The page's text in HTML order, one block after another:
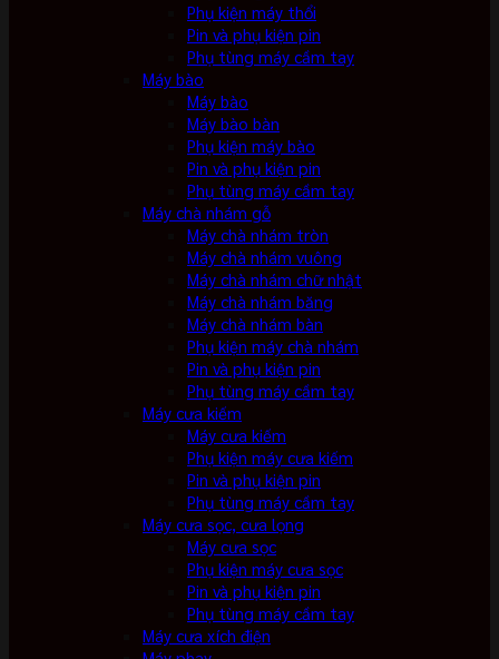
Phụ kiện máy thổi
Pin và phụ kiện pin
Phụ tùng máy cầm tay
Máy bào
Máy bào
Máy bào bàn
Phụ kiện máy bào
Pin và phụ kiện pin
Phụ tùng máy cầm tay
Máy chà nhám gỗ
Máy chà nhám tròn
Máy chà nhám vuông
Máy chà nhám chữ nhật
Máy chà nhám băng
Máy chà nhám bàn
Phụ kiện máy chà nhám
Pin và phụ kiện pin
Phụ tùng máy cầm tay
Máy cưa kiếm
Máy cưa kiếm
Phụ kiện máy cưa kiếm
Pin và phụ kiện pin
Phụ tùng máy cầm tay
Máy cưa sọc, cưa lọng
Máy cưa sọc
Phụ kiện máy cưa sọc
Pin và phụ kiện pin
Phụ tùng máy cầm tay
Máy cưa xích điện